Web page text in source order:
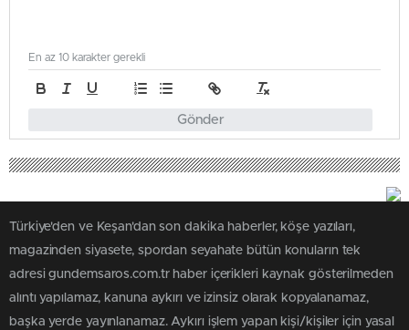
Gönder
En az 10 karakter gerekli
Türkiye'den ve Keşan'dan son dakika haberler, köşe yazıları,
magazinden siyasete, spordan seyahate bütün konuların tek
adresi gundemsaros.com.tr haber içerikleri kaynak gösterilmeden
alıntı yapılamaz, kanuna aykırı ve izinsiz olarak kopyalanamaz,
başka yerde yayınlanamaz. Aykırı işlem yapan kişi/kişiler için yasal